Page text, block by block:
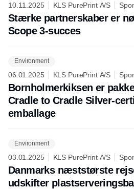
10.11.2025 KLS PurePrint A/S
Stærke partnerskaber er
Scope 3-succes
Environment
06.01.2025 KLS PurePrint A/S
Bornholmerkiksen er
Cradle to Cradle Silver-
emballage
Environment
03.01.2025 KLS PurePrint A/S
Danmarks næststørste
udskifter